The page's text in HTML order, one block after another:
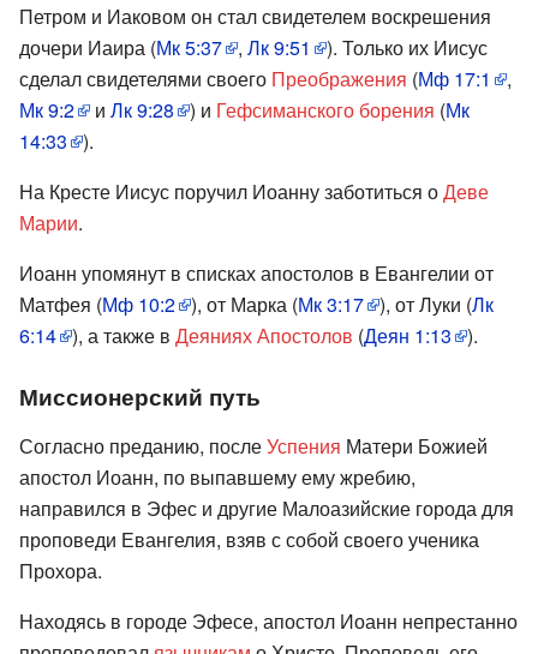
Петром и Иаковом он стал свидетелем воскрешения
дочери Иаира (Мк 5:37 , Лк 9:51
). Только их Иисус
сделал свидетелями своего Преображения (Мф 17:1
,
Мк 9:2
и Лк 9:28 ) и Гефсиманского борения (Мк
14:33
).
На Кресте Иисус поручил Иоанну заботиться оДеве
Марии.
Иоанн упомянут в списках апостолов в Евангелии от
Матфея (Мф 10:2 ), от Марка (Мк 3:17 ), от Луки (Лк
6:14 ), а также в Деяниях Апостолов (Деян 1:13 ).
Миссионерский путь
Согласно преданию, послеУспения Матери Божией
апостол Иоанн, по выпавшему ему жребию,
направился в Эфес и другие Малоазийские города для
проповеди Евангелия, взяв с собой своего ученика
Прохора.
Находясь в городе Эфесе, апостол Иоанн непрестанно